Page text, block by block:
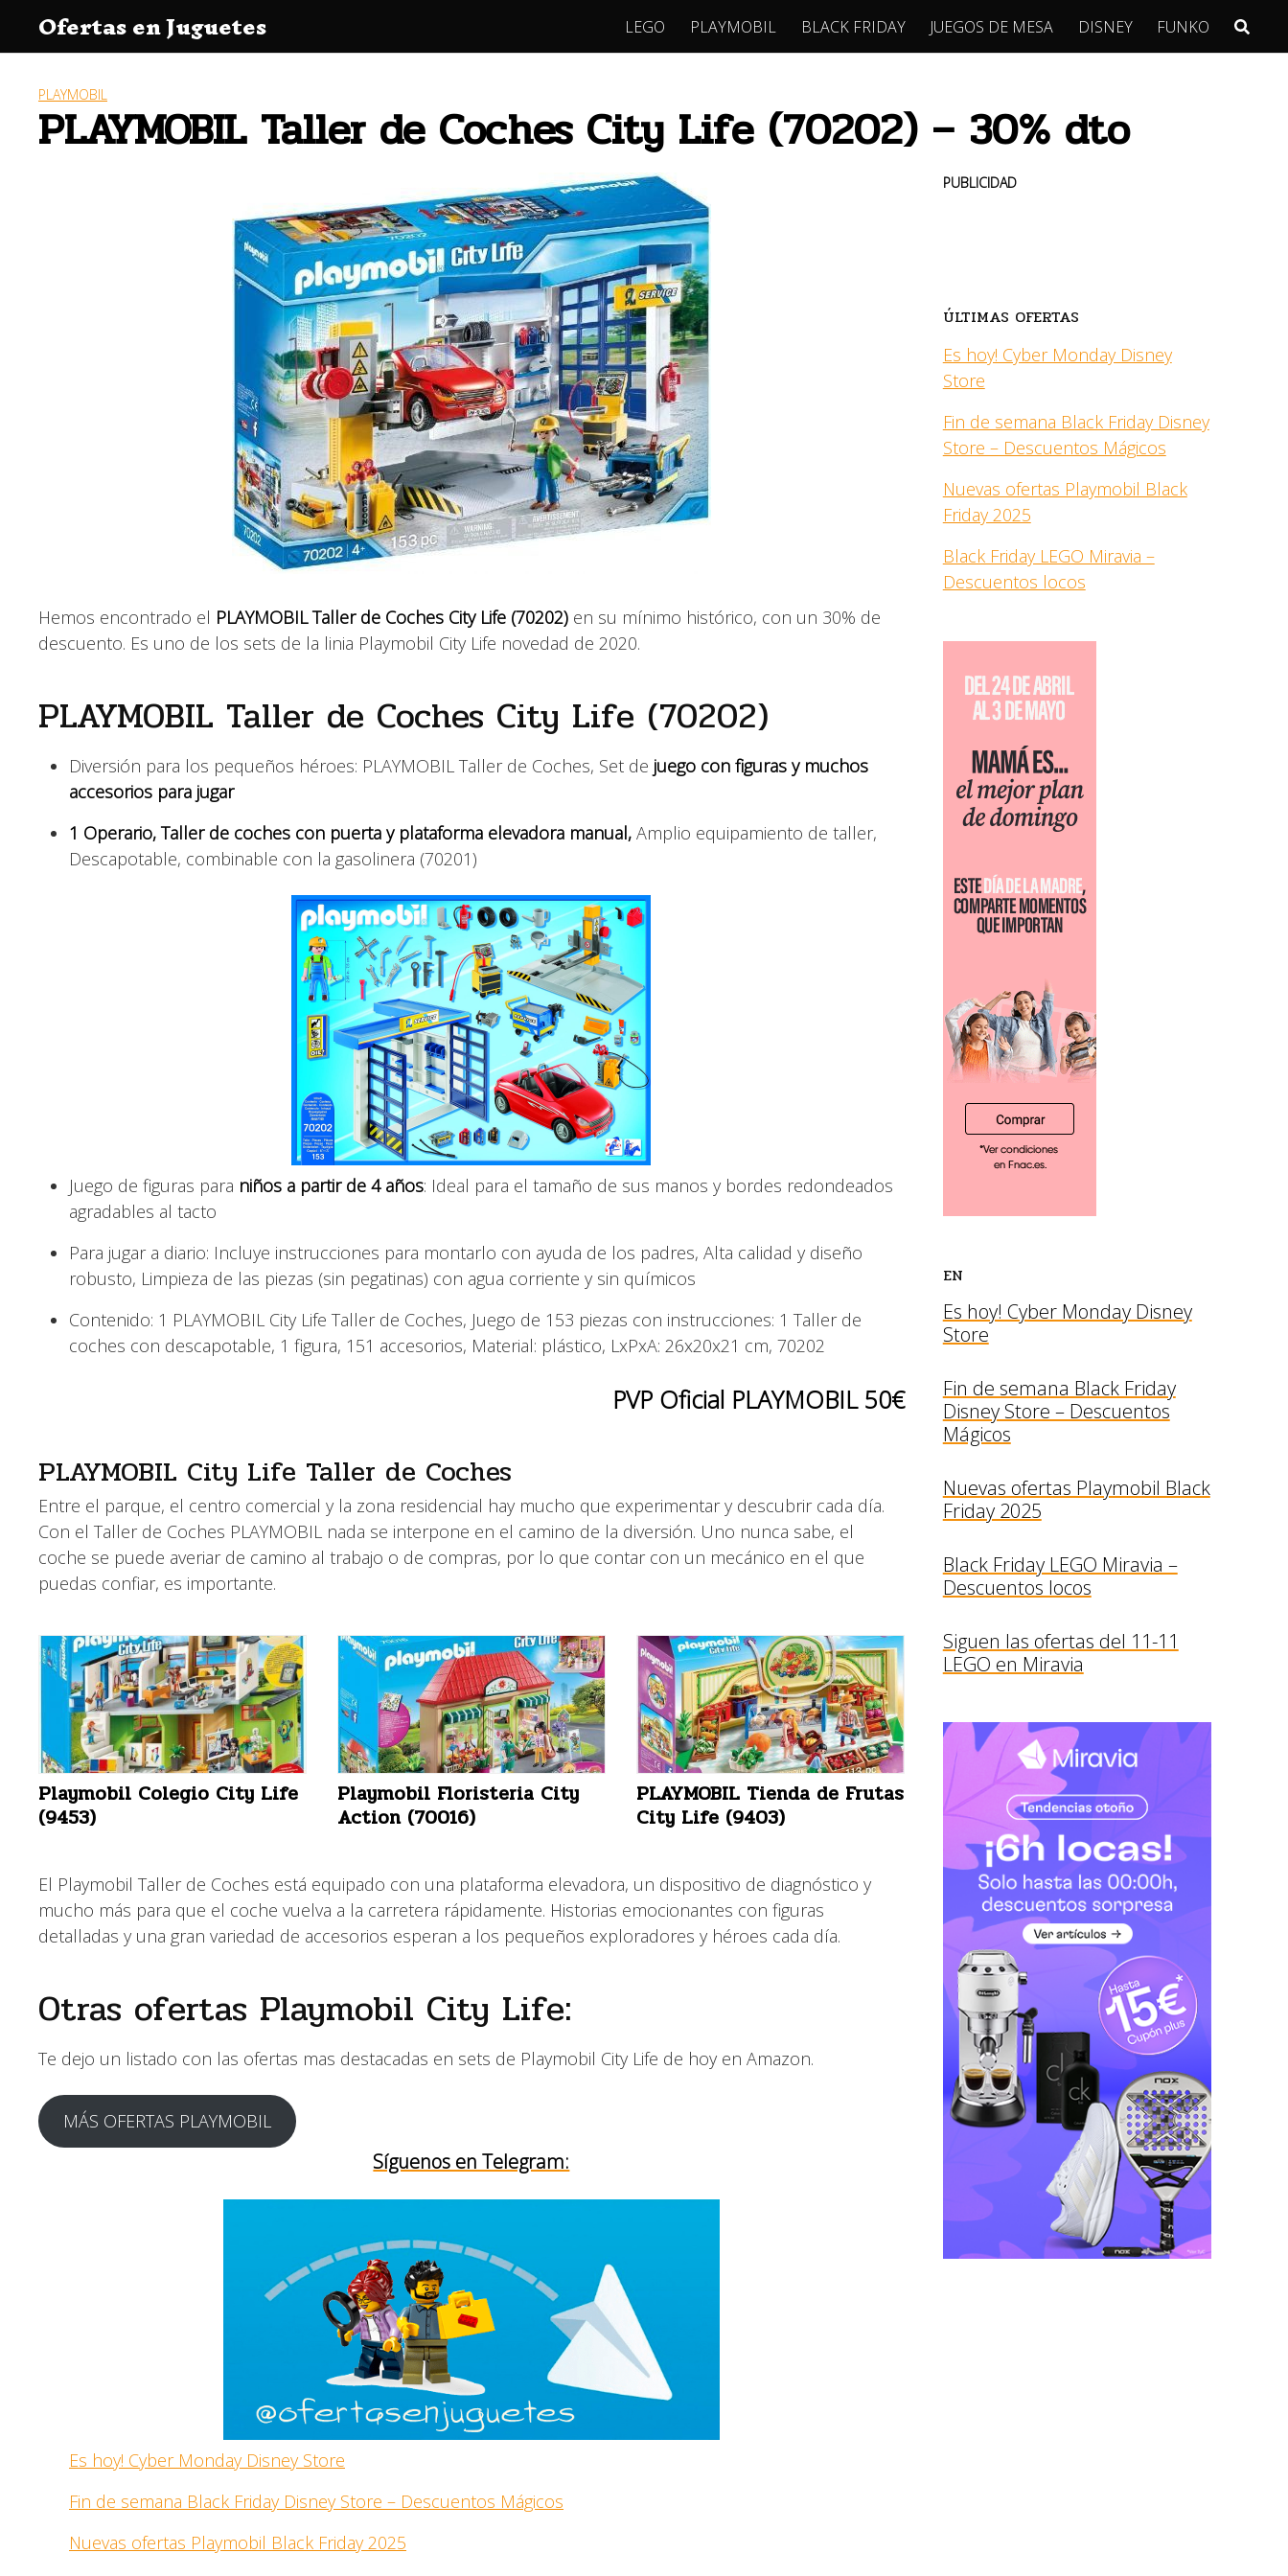
contenido
Ofertas en Juguetes LEGO PLAYMOBIL BLACK FRIDAY JUEGOS DE MESA DISNEY FUNKO
PLAYMOBIL
PLAYMOBIL Taller de Coches City Life (70202) – 30% dto
Hemos encontrado el PLAYMOBIL Taller de Coches City Life (70202) en su mínimo histórico, con un 30% de
descuento. Es uno de los sets de la linia Playmobil City Life novedad de 2020.
PLAYMOBIL Taller de Coches City Life (70202)
Diversión para los pequeños héroes: PLAYMOBIL Taller de Coches, Set de juego con figuras y muchos
accesorios para jugar
1 Operario, Taller de coches con puerta y plataforma elevadora manual, Amplio equipamiento de taller,
Descapotable, combinable con la gasolinera (70201)
Juego de figuras para niños a partir de 4 años: Ideal para el tamaño de sus manos y bordes redondeados
agradables al tacto
Para jugar a diario: Incluye instrucciones para montarlo con ayuda de los padres, Alta calidad y diseño
robusto, Limpieza de las piezas (sin pegatinas) con agua corriente y sin químicos
Contenido: 1 PLAYMOBIL City Life Taller de Coches, Juego de 153 piezas con instrucciones: 1 Taller de
coches con descapotable, 1 figura, 151 accesorios, Material: plástico, LxPxA: 26x20x21 cm, 70202
PVP Oficial PLAYMOBIL 50€
PLAYMOBIL City Life Taller de Coches
Entre el parque, el centro comercial y la zona residencial hay mucho que experimentar y descubrir cada día.
Con el Taller de Coches PLAYMOBIL nada se interpone en el camino de la diversión. Uno nunca sabe, el
coche se puede averiar de camino al trabajo o de compras, por lo que contar con un mecánico en el que
puedas confiar, es importante.
Playmobil Colegio City Life
(9453)
Playmobil Floristeria City
Action (70016)
PLAYMOBIL Tienda de Frutas
City Life (9403)
El Playmobil Taller de Coches está equipado con una plataforma elevadora, un dispositivo de diagnóstico y
mucho más para que el coche vuelva a la carretera rápidamente. Historias emocionantes con figuras
detalladas y una gran variedad de accesorios esperan a los pequeños exploradores y héroes cada día.
Otras ofertas Playmobil City Life:
Te dejo un listado con las ofertas mas destacadas en sets de Playmobil City Life de hoy en Amazon.
MÁS OFERTAS PLAYMOBIL
Síguenos en Telegram:
Es hoy! Cyber Monday Disney Store
Fin de semana Black Friday Disney Store – Descuentos Mágicos
Nuevas ofertas Playmobil Black Friday 2025
PUBLICIDAD
ÚLTIMAS OFERTAS
Es hoy! Cyber Monday Disney
Store
Fin de semana Black Friday Disney
Store – Descuentos Mágicos
Nuevas ofertas Playmobil Black
Friday 2025
Black Friday LEGO Miravia –
Descuentos locos
EN
Es hoy! Cyber Monday Disney
Store
Fin de semana Black Friday
Disney Store – Descuentos
Mágicos
Nuevas ofertas Playmobil Black
Friday 2025
Black Friday LEGO Miravia –
Descuentos locos
Siguen las ofertas del 11-11
LEGO en Miravia